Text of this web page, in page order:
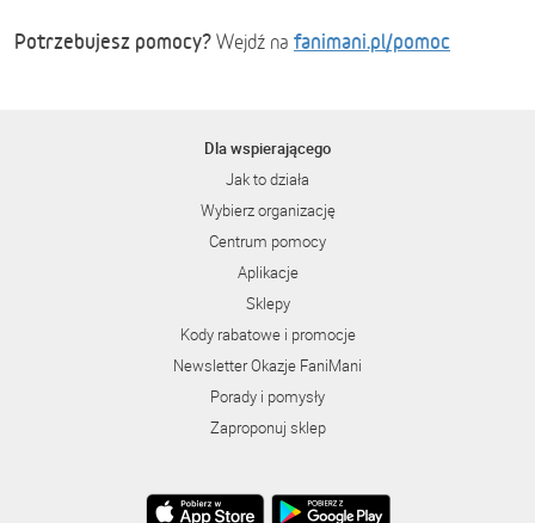
Potrzebujesz pomocy? Wejdź na fanimani.pl/pomoc
Dla wspierającego
Jak to działa
Wybierz organizację
Centrum pomocy
Aplikacje
Sklepy
Kody rabatowe i promocje
Newsletter Okazje FaniMani
Porady i pomysły
Zaproponuj sklep